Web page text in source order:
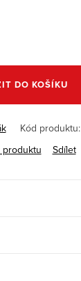
DO KOŠÍKU
Kód produktu:
produktu
Sdílet